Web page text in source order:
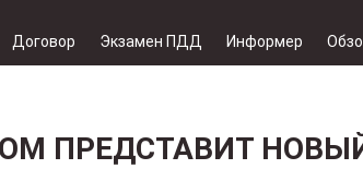
Договор Экзамен ПДД Информер
ПРЕДСТАВИТ